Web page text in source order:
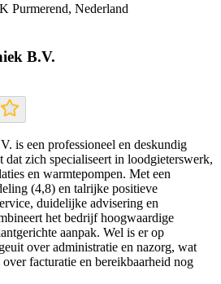
Purmerend, Nederland
B.V.
is een professioneel en deskundig
zich specialiseert in loodgieterswerk,
en warmtepompen. Met een
(4,8) en talrijke positieve
duidelijke advisering en
het bedrijf hoogwaardige
aanpak. Wel is er op
over administratie en nazorg, wat
facturatie en bereikbaarheid nog